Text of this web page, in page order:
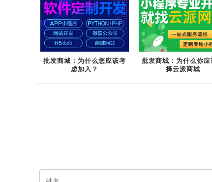
批发商城：为什么您应该考
虑加入？
批发商城：为什么你应
择云派商城